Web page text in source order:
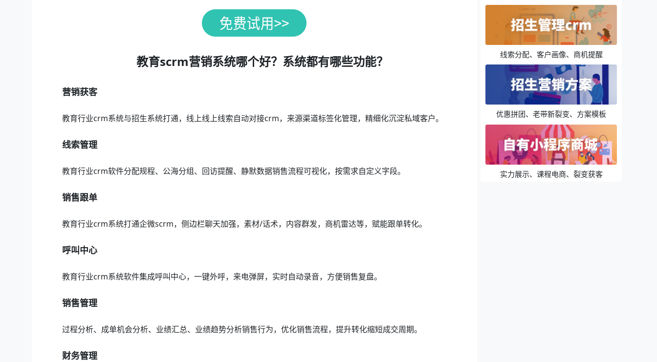
教育scrm营销系统哪个好？系统都有哪些功能？
营销获客
教育行业crm系统与招生系统打通，线上线上线索自动对接crm，来源渠道标签化管理，精细化沉淀私域客户。
线索管理
教育行业crm软件分配规程、公海分组、回访提醒、静默数据销售流程可视化，按需求自定义字段。
销售跟单
教育行业crm系统打通企微scrm，侧边栏聊天加强，素材/话术，内容群发，商机雷达等，赋能跟单转化。
呼叫中心
教育行业crm系统软件集成呼叫中心，一键外呼，来电弹屏，实时自动录音，方便销售复盘。
销售管理
过程分析、成单机会分析、业绩汇总、业绩趋势分析销售行为，优化销售流程，提升转化缩短成交周期。
财务管理
线索分配、客户画像、商机提醒
优惠拼团、老带新裂变、方案模板
实力展示、课程电商、裂变获客